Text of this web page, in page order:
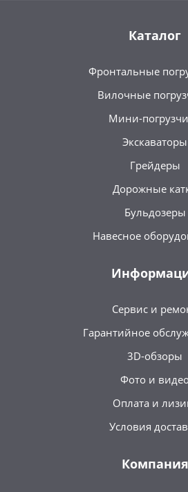
Каталог
Фронтальные
Вилочные
Мини-
Экскаваторы
Грейдеры
Дорожные
Бульдозеры
Навесное
Сервис и
Гарантийное
3D-обзоры
Фото и видео
Оплата и
Условия
Компания